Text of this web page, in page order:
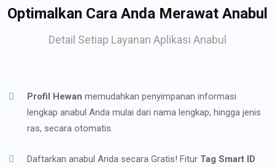
Optimalkan Cara Anda Merawat Anabul
Detail Setiap Layanan Aplikasi Anabul
Profil Hewan memudahkan penyimpanan informasi
lengkap anabul Anda mulai dari nama lengkap, hingga jenis
ras, secara otomatis.
Daftarkan anabul Anda secara Gratis! Fitur Tag Smart ID